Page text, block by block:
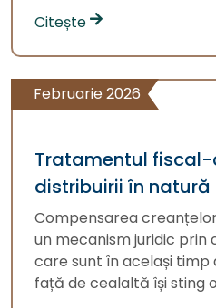
Citește
Februarie 2026
Tratamentul
distribuirii în
Compensarea
un mecanism juridic prin
care sunt în același
față de cealaltă își sting